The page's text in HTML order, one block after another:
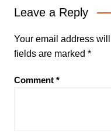
Leave a Reply
Your email address
fields are marked *
Comment *